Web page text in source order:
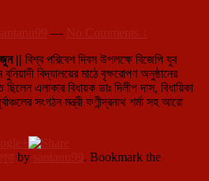
— No Comments ↓
|| বিশ্ব পরিবেশ দিবস উপলক্ষে বিজেপি যুব
বিদ্যালয়ের মাঠে বৃক্ষরোপণ অনুষ্ঠানের
এলাকার বিধায়ক ডাঃ দিলীপ দাস, বিধায়িকা
সংগঠন মন্ত্রী ফণীন্দ্রনাথ শর্মা সহ আরো
by santanu99. Bookmark the